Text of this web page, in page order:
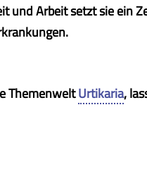
und Arbeit setzt sie ein
ThemenweltUrtikaria,